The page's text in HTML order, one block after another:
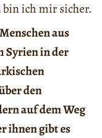
ich mir sicher.
aus
Syrien in der
den
auf dem Weg
ihnen gibt es